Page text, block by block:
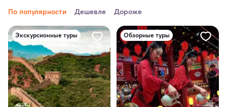
По популярности Дешевле Дороже
Экскурсионные туры Обзорные туры